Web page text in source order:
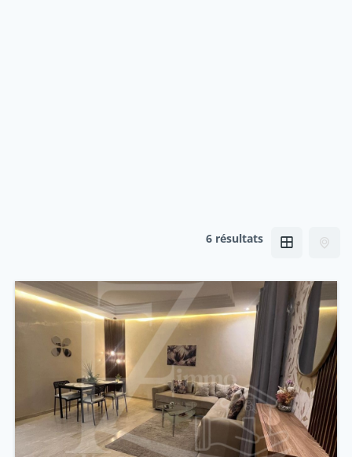
6 résultats